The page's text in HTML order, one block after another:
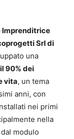
Imprenditrice
Srl di
una
90% dei
vita, un tema
anni, con
nei primi
nella
modulo